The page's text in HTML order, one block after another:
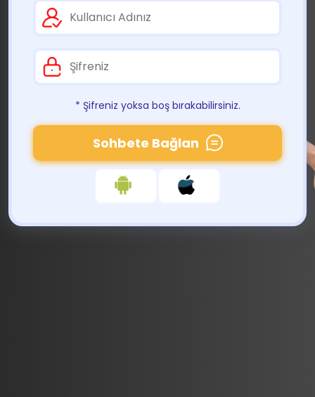
* Şifreniz yoksa boş bırakabilirsiniz.
Sohbete Bağlan